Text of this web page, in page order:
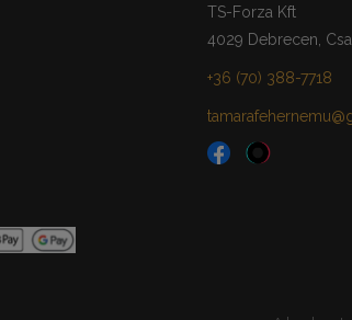
TS-Forza Kft
4029 Debrecen,
+36 (70) 388-7718